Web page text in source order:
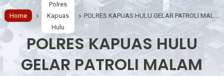
Home
Polres
Kapuas
Hulu
POLRES KAPUAS HULU GELAR PATROLI MALAM GABUNGAN, CEGAH BALAP LIAR DAN GANGGUAN KAMTIBMAS
POLRES KAPUAS HULU
GELAR PATROLI MALAM